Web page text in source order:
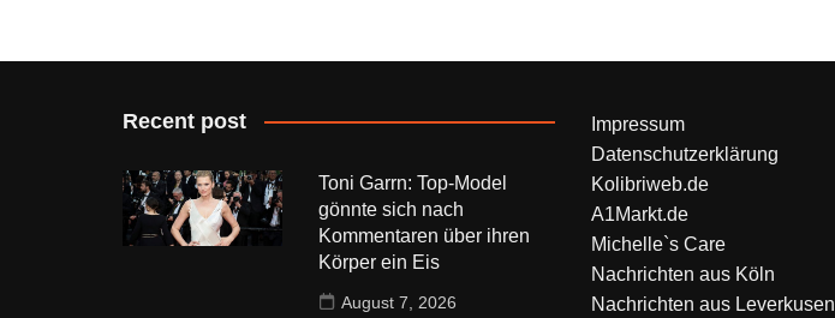
Recent post
Toni Garrn: Top-Model
gönnte sich nach
Kommentaren über ihren
Körper ein Eis
August 7, 2026
Impressum
Datenschutzerklärung
Kolibriweb.de
A1Markt.de
Michelle`s Care
Nachrichten aus Köln
Nachrichten aus Leverkusen